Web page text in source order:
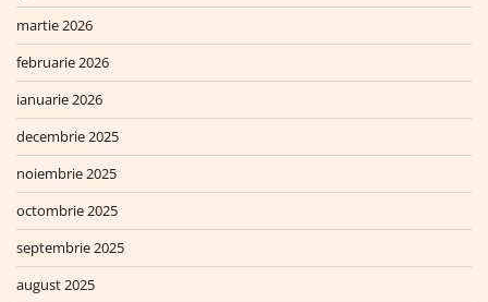
martie 2026
februarie 2026
ianuarie 2026
decembrie 2025
noiembrie 2025
octombrie 2025
septembrie 2025
august 2025